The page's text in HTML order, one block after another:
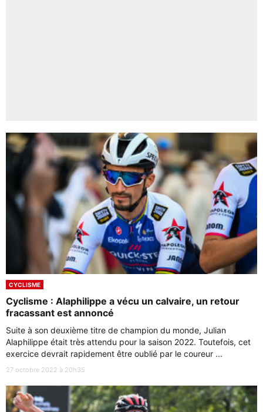
CYCLISME
Cyclisme : Alaphilippe a vécu un calvaire, un retour
fracassant est annoncé
Suite à son deuxième titre de champion du monde, Julian
Alaphilippe était très attendu pour la saison 2022. Toutefois, cet
exercice devrait rapidement être oublié par le coureur ...
27 octobre 2022 à 20h35